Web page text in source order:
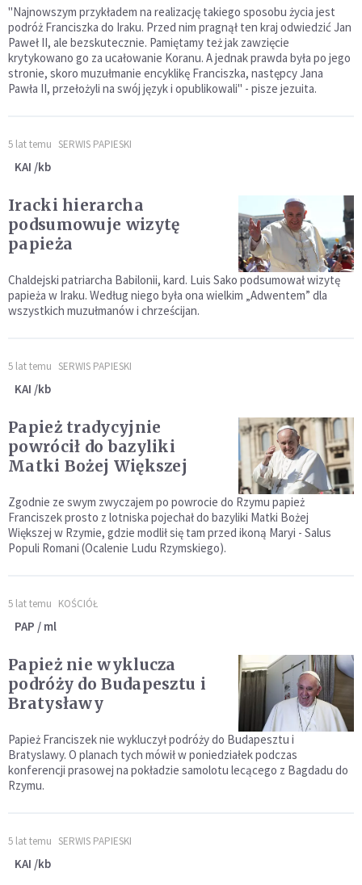
"Najnowszym przykładem na realizację takiego sposobu życia jest
podróż Franciszka do Iraku. Przed nim pragnął ten kraj odwiedzić Jan
Paweł II, ale bezskutecznie. Pamiętamy też jak zawzięcie
krytykowano go za ucałowanie Koranu. A jednak prawda była po jego
stronie, skoro muzułmanie encyklikę Franciszka, następcy Jana
Pawła II, przełożyli na swój język i opublikowali" - pisze jezuita.
5 lat temu SERWIS PAPIESKI
KAI /kb
Iracki hierarcha
podsumowuje wizytę
papieża
Chaldejski patriarcha Babilonii, kard. Luis Sako podsumował wizytę
papieża w Iraku. Według niego była ona wielkim „Adwentem” dla
wszystkich muzułmanów i chrześcijan.
5 lat temu SERWIS PAPIESKI
KAI /kb
Papież tradycyjnie
powrócił do bazyliki
Matki Bożej Większej
Zgodnie ze swym zwyczajem po powrocie do Rzymu papież
Franciszek prosto z lotniska pojechał do bazyliki Matki Bożej
Większej w Rzymie, gdzie modlił się tam przed ikoną Maryi - Salus
Populi Romani (Ocalenie Ludu Rzymskiego).
5 lat temu KOŚCIÓŁ
PAP / ml
Papież nie wyklucza
podróży do Budapesztu i
Bratysławy
Papież Franciszek nie wykluczył podróży do Budapesztu i
Bratyslawy. O planach tych mówił w poniedziałek podczas
konferencji prasowej na pokładzie samolotu lecącego z Bagdadu do
Rzymu.
5 lat temu SERWIS PAPIESKI
KAI /kb